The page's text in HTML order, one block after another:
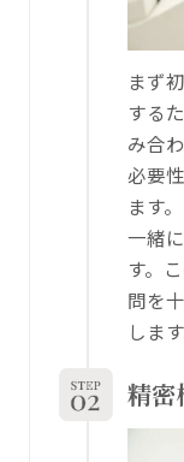
まず
する
み合
必要
ます
一緒
す。
問を
します
精密